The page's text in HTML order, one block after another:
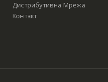
Дистрибутивна Мрежа
Контакт